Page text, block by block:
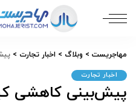
مهاجریست > وبلاگ > اخبار تجارت >
اخبار تجارت
پیش‌بینی کاهشی